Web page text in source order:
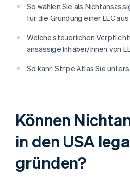
So wählen Sie als
für die Gründung einer LLC aus
Welche steuerlichen
ansässige Inhaber/innen von
So kann Stripe Atlas Sie
Können
in den USA
gründen?